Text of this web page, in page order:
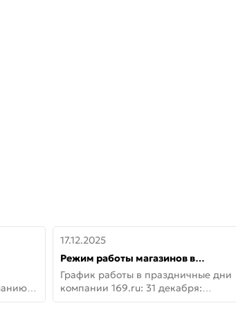
17.12.2025
Режим работы магазинов в
праздничные дни с 31 декабря по
11 января
График работы в праздничные дни
компании 169.ru: 31 декабря:
Заказы, самовывоз и доставки —